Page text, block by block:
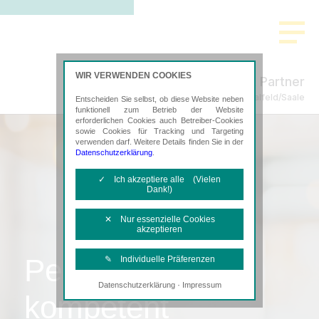
Freund & Partner
Steuerberatung in Saalfeld/Saale
Persönlich,
kompetent
WIR VERWENDEN COOKIES
Entscheiden Sie selbst, ob diese Website neben
funktionell zum Betrieb der Website
erforderlichen Cookies auch Betreiber-Cookies
sowie Cookies für Tracking und Targeting
verwenden darf. Weitere Details finden Sie in der
Datenschutzerklärung
✓ Ich akzeptiere alle (Vielen
Dank!)
✕ Nur essenzielle Cookies
akzeptieren
✎ Individuelle Präferenzen
Notwendige Cookies
Diese Cookies sind erforderlich, um die
Datenschutzerklärung· Impressum